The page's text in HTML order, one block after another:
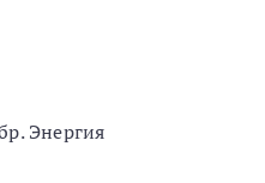
Энергия